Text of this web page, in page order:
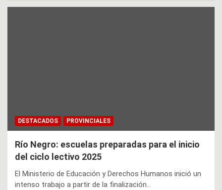
DESTACADOS PROVINCIALES
Río Negro: escuelas preparadas para el inicio
del ciclo lectivo 2025
El Ministerio de Educación y Derechos Humanos inició un
intenso trabajo a partir de la finalización…